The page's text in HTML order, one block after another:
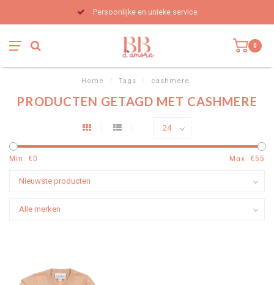
Persoonlijke en unieke service
0
Home / Tags / cashmere
PRODUCTEN GETAGD MET CASHMERE
Min: €0 Max: €55